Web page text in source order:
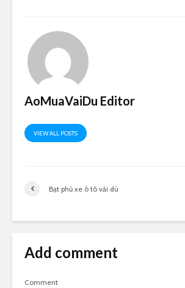
AoMuaVaiDu Editor
VIEW ALL POSTS
Bạt phủ xe ô tô vải dù
Add comment
Comment